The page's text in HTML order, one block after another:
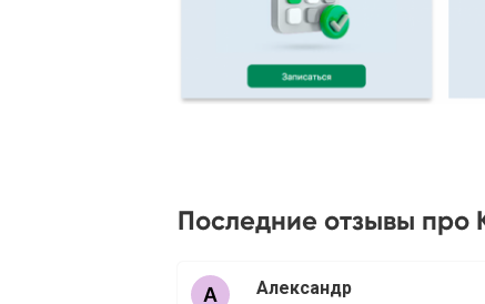
Последние отзывы про
Александр